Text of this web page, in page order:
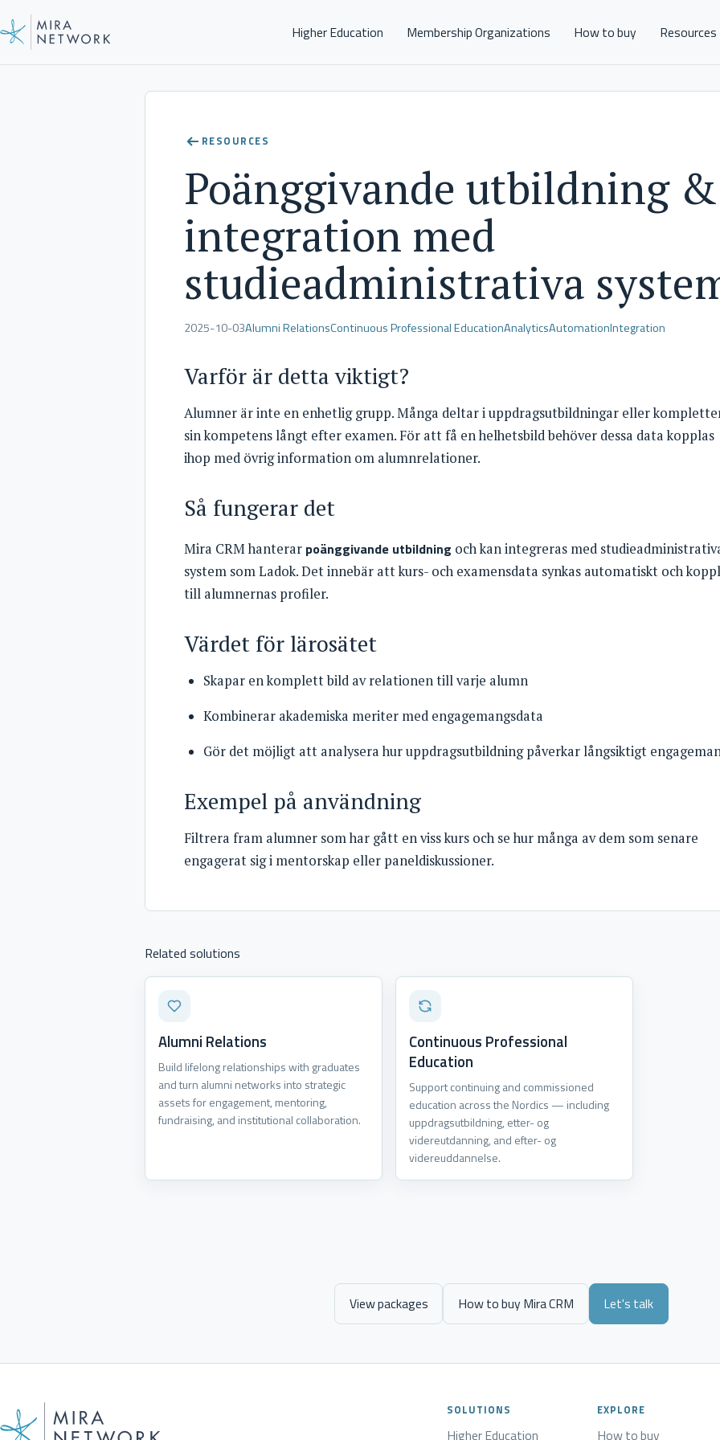
Higher Education Membership Organizations How to buy Resources
RESOURCES
Poänggivande utbildning &
integration med
studieadministrativa
2025-10-03Alumni RelationsContinuous Professional EducationAnalyticsAutomationIntegration
Varför är detta viktigt?
Alumner är inte en enhetlig grupp. Många deltar i uppdragsutbildningar eller
sin kompetens långt efter examen. För att få en helhetsbild behöver dessa data kopplas
ihop med övrig information om alumnrelationer.
Så fungerar det
Mira CRM hanterar poänggivande utbildning och kan integreras med
system som Ladok. Det innebär att kurs- och examensdata synkas automatiskt och
till alumnernas profiler.
Värdet för lärosätet
Skapar en komplett bild av relationen till varje alumn
Kombinerar akademiska meriter med engagemangsdata
Gör det möjligt att analysera hur uppdragsutbildning påverkar långsiktigt
Exempel på användning
Filtrera fram alumner som har gått en viss kurs och se hur många av dem som senare
engagerat sig i mentorskap eller paneldiskussioner.
Related solutions
Alumni Relations
Build lifelong relationships with graduates
and turn alumni networks into strategic
assets for engagement, mentoring,
fundraising, and institutional collaboration.
Continuous Professional
Education
Support continuing and commissioned
education across the Nordics — including
uppdragsutbildning, etter- og
videreutdanning, and efter- og
videreuddannelse.
View packages How to buy Mira CRM Let's talk
SOLUTIONS
Higher Education
EXPLORE
How to buy